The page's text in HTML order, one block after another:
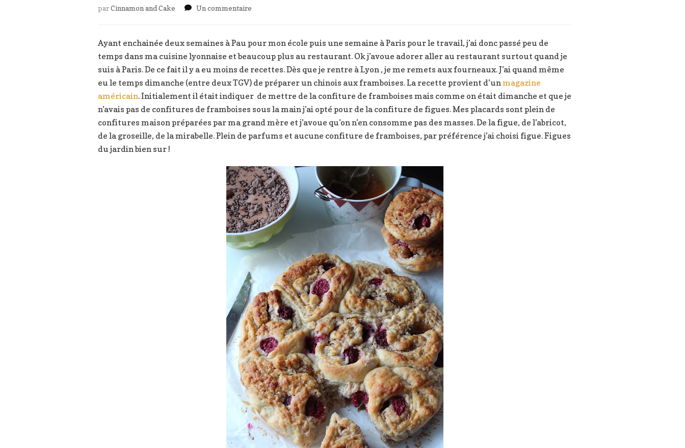
parCinnamon and Cake Un commentaire
Ayant enchainée deux semaines à Pau pour mon école puis une semaine à Paris pour le travail, j’ai donc passé peu de
temps dans ma cuisine lyonnaise et beaucoup plus au restaurant. Ok j’avoue adorer aller au restaurant surtout quand je
suis à Paris. De ce fait il y a eu moins de recettes. Dès que je rentre à Lyon , je me remets aux fourneaux. J’ai quand même
eu le temps dimanche (entre deux TGV) de préparer un chinois aux framboises. La recette provient d’un magazine
américain. Initialement il était indiquer de mettre de la confiture de framboises mais comme on était dimanche et que je
n’avais pas de confitures de framboises sous la main j’ai opté pour de la confiture de figues. Mes placards sont plein de
confitures maison préparées par ma grand mère et j’avoue qu’on n’en consomme pas des masses. De la figue, de l’abricot,
de la groseille, de la mirabelle. Plein de parfums et aucune confiture de framboises, par préférence j’ai choisi figue. Figues
du jardin bien sur !